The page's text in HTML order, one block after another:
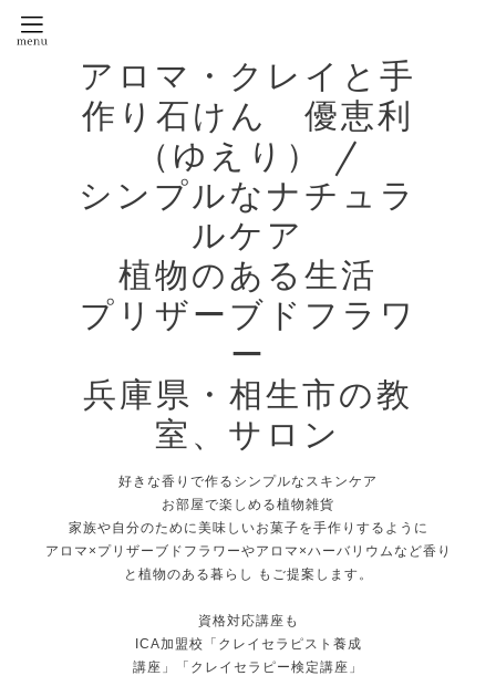
アロマ・クレイと手
作り石けん 優恵利
（ゆえり） /
シンプルなナチュラ
ルケア
植物のある生活
プリザーブドフラワ
ー
兵庫県・相生市の教
室、サロン
好きな香りで作るシンプルなスキンケア
お部屋で楽しめる植物雑貨
家族や自分のために美味しいお菓子を手作りするように
アロマ×プリザーブドフラワーやアロマ×ハーバリウムなど香り
と植物のある暮らし もご提案します。
資格対応講座も
ICA加盟校「クレイセラピスト養成
講座」「クレイセラピー検定講座」